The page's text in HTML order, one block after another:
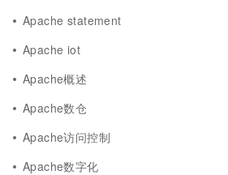
Apache statement
Apache iot
Apache概述
Apache数仓
Apache访问控制
Apache数字化